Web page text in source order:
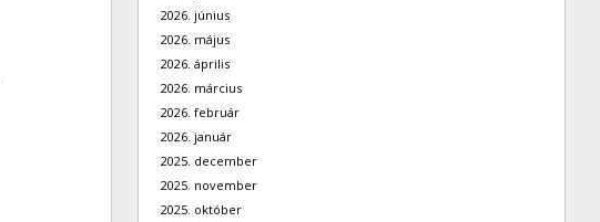
2026. június
2026. május
2026. április
2026. március
2026. február
2026. január
2025. december
2025. november
2025. október